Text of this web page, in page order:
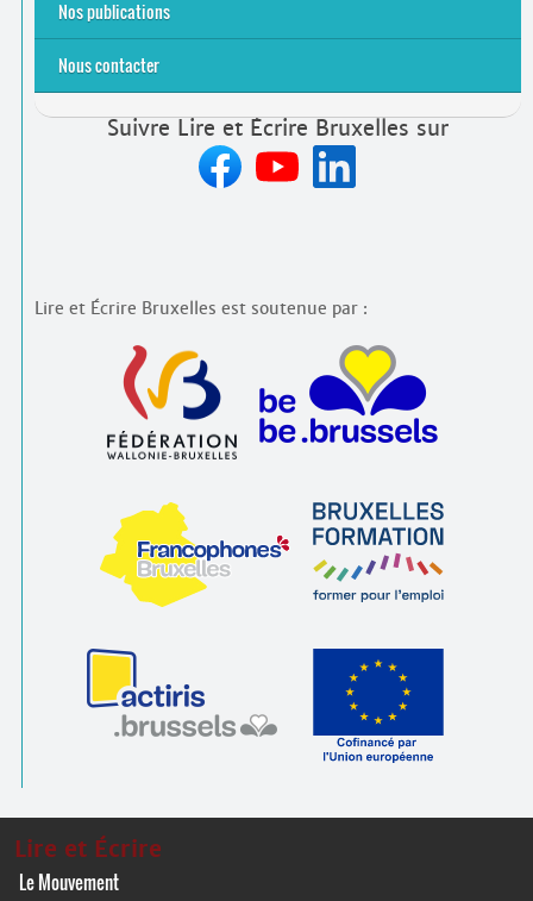
Emplois rémunérés
Bénévolat
Candidature spontanée à Lire et Écrire Bruxelles
Nos publications
Nous contacter
Suivre Lire et Écrire Bruxelles sur
Lire et Écrire Bruxelles est soutenue par :
Lire et Écrire
Le Mouvement